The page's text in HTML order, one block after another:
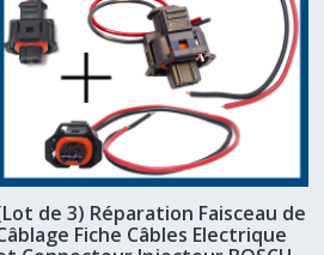
de 3) Réparation Faisceau de
Fiche Câbles Electrique